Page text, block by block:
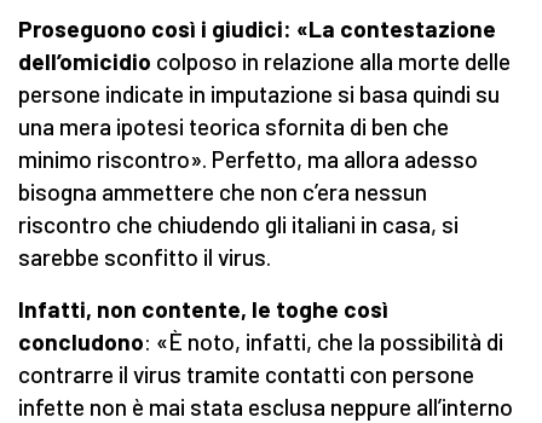
Proseguono così i giudici: «La contestazione
dell’omicidio colposo in relazione alla morte delle
persone indicate in imputazione si basa quindi su
una mera ipotesi teorica sfornita di ben che
minimo riscontro». Perfetto, ma allora adesso
bisogna ammettere che non c’era nessun
riscontro che chiudendo gli italiani in casa, si
sarebbe sconfitto il virus.
Infatti, non contente, le toghe così
concludono: «È noto, infatti, che la possibilità di
contrarre il virus tramite contatti con persone
infette non è mai stata esclusa neppure all’interno